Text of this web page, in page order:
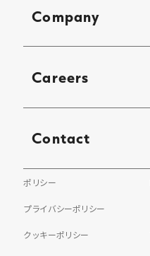
Company
Careers
Contact
ポリシー
プライバシーポリシー
クッキーポリシー